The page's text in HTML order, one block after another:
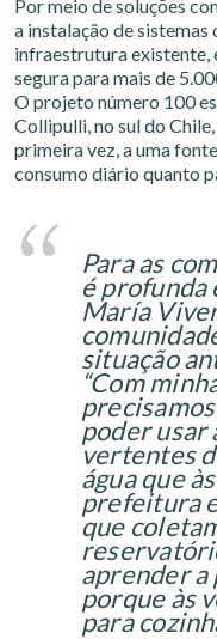
Por meio de soluções
a instalação de
infraestrutura existente,
segura para mais de
O projeto número 100
Collipulli, no sul do
primeira vez, a uma
consumo diário quanto
Para as
é profunda
María
situação
“Com
poder usar
vertentes
água que
prefeitura
que
aprender a
porque às
para